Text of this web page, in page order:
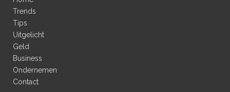
Trends
Tips
Uitgelicht
Geld
Business
Ondernemen
Contact